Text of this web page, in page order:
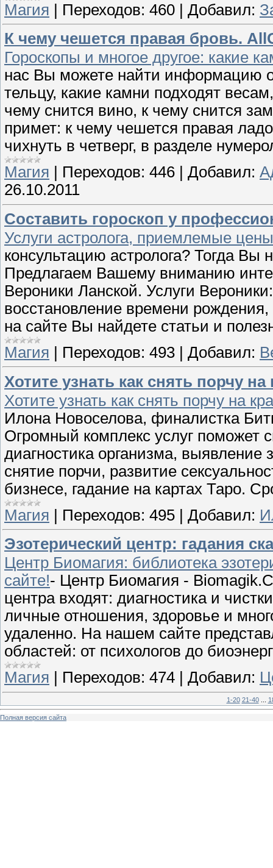
Магия | Переходов: 460 | Добавил:
К чему чешется правая бровь.
Гороскопы и многое другое: какие
нас Вы можете найти информацию
тельцу, какие камни подходят
чему снится вино, к чему снится
примет: к чему чешется правая
чихнуть в четверг, в разделе
Магия
Переходов: 446 Добавил:
26.10.2011
Составить гороскоп у
Услуги астролога, приемлемые цены
консультацию астролога? Тогда Вы
Предлагаем Вашему вниманию
Вероники Ланской. Услуги
восстановление времени
на сайте Вы найдете статьи и
Магия
Переходов: 493 Добавил:
Хотите узнать как снять порчу
Хотите узнать как снять порчу на
Илона Новоселова, финалистка
Огромный комплекс услуг
диагностика организма,
снятие порчи, развитие
бизнесе, гадание на картах Таро.
Магия | Переходов: 495 | Добавил:
Эзотерический центр: гадания
Центр Биомагия: библиотека
сайте!- Центр Биомагия -
центра входят: диагностика и
личные отношения, здоровье и
удаленно. На нашем сайте
областей: от психологов до
Магия
Переходов: 474 Добавил:
1-20 21-40
Полная версия сайта